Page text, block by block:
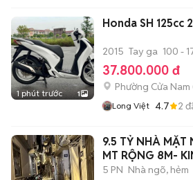
1 phút trước 1
Honda SH 125cc
2015 Tay ga 100 -
37.800.000 đ
Phường Cửa Nam
Long Việt 4.7 2
9.5 TỶ NHÀ
MT RỘNG 8M-
5 PN Nhà ngõ, hẻm